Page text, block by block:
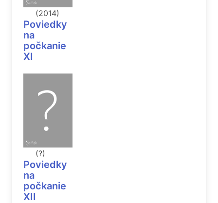
(2014)
Poviedky
na
počkanie
XI
(?)
Poviedky
na
počkanie
XII